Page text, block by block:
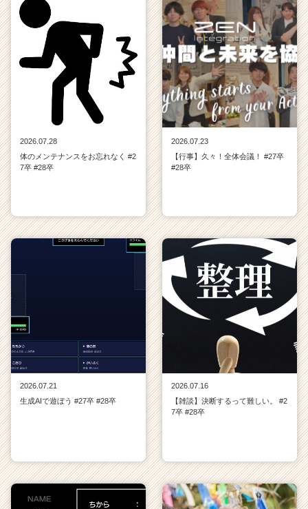
2026.07.28
体のメンテナンスをお忘れなく #2
7卒 #28卒
2026.07.23
【行事】久々！全体会議！ #27卒
#28卒
2026.07.21
生成AIで遊ぼう #27卒 #28卒
2026.07.16
【雑談】決断するって難しい。 #2
7卒 #28卒